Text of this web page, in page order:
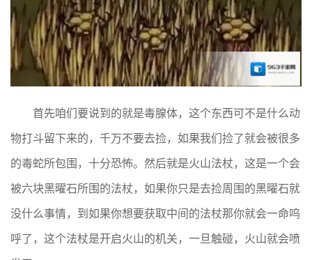
首先咱们要说到的就是毒腺体，这个东西可不是什么动
物打斗留下来的，千万不要去捡，如果我们捡了就会被很多
的毒蛇所包围，十分恐怖。然后就是火山法杖，这是一个会
被六块黑曜石所围的法杖，如果你只是去捡周围的黑曜石就
没什么事情，到如果你想要获取中间的法杖那你就会一命呜
呼了，这个法杖是开启火山的机关，一旦触碰，火山就会喷